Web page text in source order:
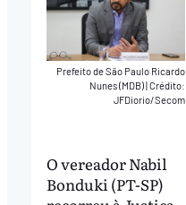
Prefeito de São Paulo Ricardo
Nunes (MDB) Crédito:
JFDiorio/Secom
O vereador Nabil
Bonduki (PT-SP)